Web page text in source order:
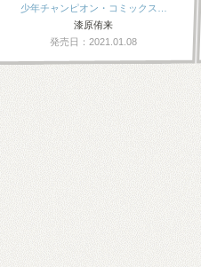
少年チャンピオン・コミックス…
漆原侑来
発売日：2021.01.08